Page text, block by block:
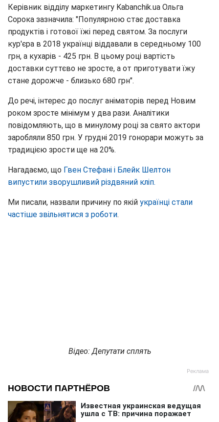
Керівник відділу маркетингу Kabanchik.ua Ольга
Сорока зазначила: "Популярною стає доставка
продуктів і готової їжі перед святом. За послуги
кур'єра в 2018 українці віддавали в середньому 100
грн, а кухарів - 425 грн. В цьому році вартість
доставки суттєво не зросте, а от приготувати їжу
стане дорожче - близько 680 грн".
До речі, інтерес до послуг аніматорів перед Новим
роком зросте мінімум у два рази. Аналітики
повідомляють, що в минулому році за свято актори
заробляли 850 грн. У грудні 2019 гонорари можуть за
традицією зрости ще на 20%.
Нагадаємо, що Гвен Стефані і Блейк Шелтон
випустили зворушливий різдвяний кліп.
Ми писали, назвали причину по якій українці стали
частіше звільнятися з роботи.
Відео: Депутати сплять